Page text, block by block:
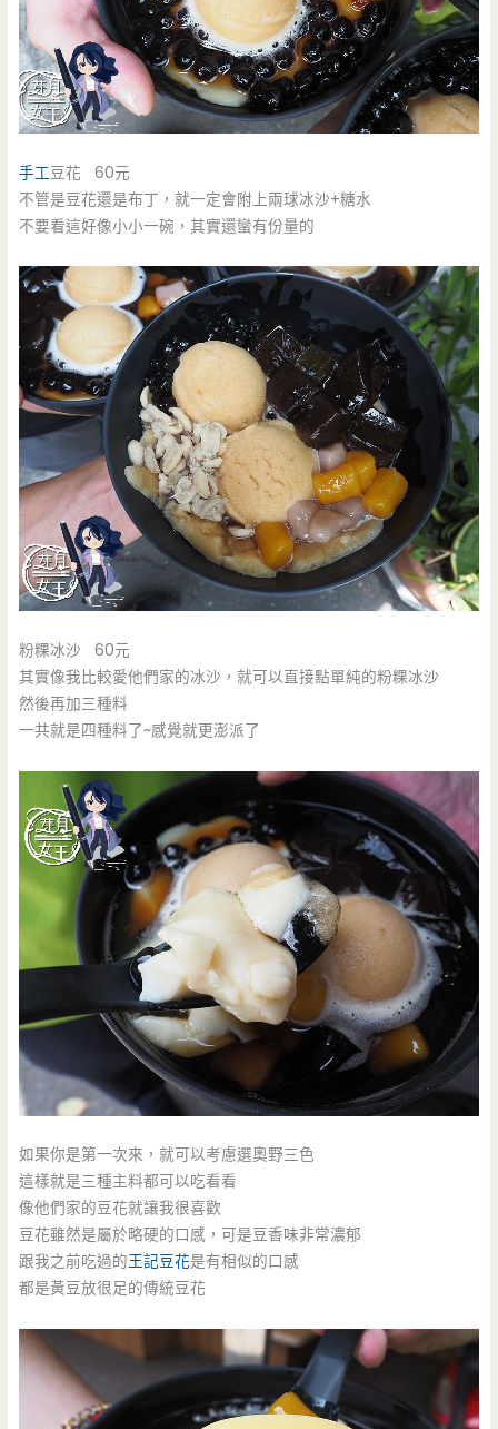
手工豆花 60元
不管是豆花還是布丁，就一定會附上兩球冰沙+糖水
不要看這好像小小一碗，其實還蠻有份量的
粉粿冰沙 60元
其實像我比較愛他們家的冰沙，就可以直接點單純的粉粿冰沙
然後再加三種料
一共就是四種料了~感覺就更澎派了
如果你是第一次來，就可以考慮選奧野三色
這樣就是三種主料都可以吃看看
像他們家的豆花就讓我很喜歡
豆花雖然是屬於略硬的口感，可是豆香味非常濃郁
跟我之前吃過的王記豆花是有相似的口感
都是黃豆放很足的傳統豆花